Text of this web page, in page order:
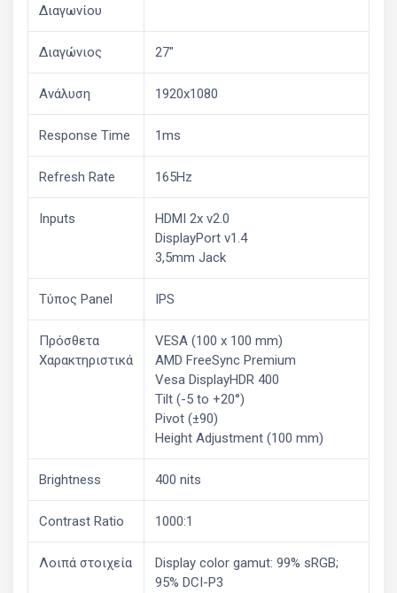
Διαγωνίου
Διαγώνιος 27"
Ανάλυση 1920x1080
Response Time 1ms
Refresh Rate 165Hz
Inputs
HDMI 2x v2.0
DisplayPort v1.4
3,5mm Jack
Τύπος Panel IPS
Πρόσθετα
Χαρακτηριστικά
VESA (100 x 100 mm)
AMD FreeSync Premium
Vesa DisplayHDR 400
Tilt (-5 to +20°)
Pivot (±90)
Height Adjustment (100 mm)
Brightness 400 nits
Contrast Ratio 1000:1
Λοιπά στοιχεία
Display color gamut: 99% sRGB;
95% DCI-P3